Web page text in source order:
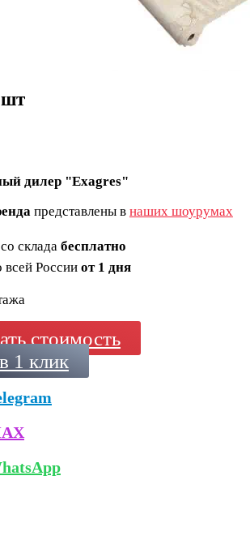
дилер "Exagres"
представлены в наших шоурумах
склада бесплатно
всей России от 1 дня
стоимость
1 клик